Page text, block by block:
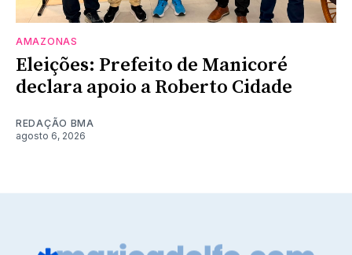
AMAZONAS
Eleições: Prefeito de Manicoré
declara apoio a Roberto Cidade
REDAÇÃO BMA
agosto 6, 2026